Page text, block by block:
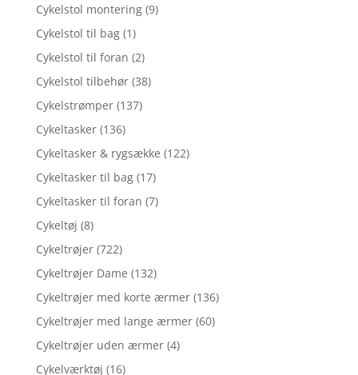
Cykelstol montering (9)
Cykelstol til bag (1)
Cykelstol til foran (2)
Cykelstol tilbehør (38)
Cykelstrømper (137)
Cykeltasker (136)
Cykeltasker & rygsække (122)
Cykeltasker til bag (17)
Cykeltasker til foran (7)
Cykeltøj (8)
Cykeltrøjer (722)
Cykeltrøjer Dame (132)
Cykeltrøjer med korte ærmer (136)
Cykeltrøjer med lange ærmer (60)
Cykeltrøjer uden ærmer (4)
Cykelværktøj (16)